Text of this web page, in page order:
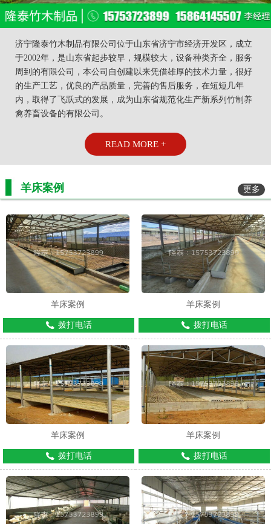
济宁隆泰竹木制品有限公司位于山东省济宁市经济开发区，成立
于2002年，是山东省起步较早，规模较大，设备种类齐全，服务
周到的有限公司，本公司自创建以来凭借雄厚的技术力量，很好
的生产工艺，优良的产品质量，完善的售后服务，在短短几年
内，取得了飞跃式的发展，成为山东省规范化生产新系列竹制养
禽养畜设备的有限公司。
READ MORE +
羊床案例 更多
羊床案例
拨打电话
羊床案例
拨打电话
羊床案例
拨打电话
羊床案例
拨打电话